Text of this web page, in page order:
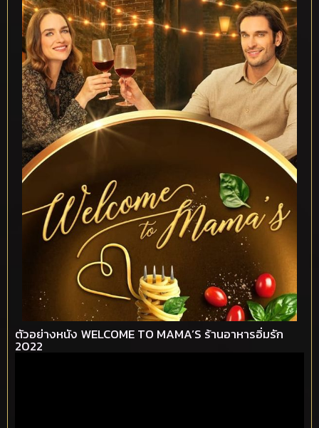
ตัวอย่างหนัง WELCOME TO MAMA’S ร้านอาหารอิ่มรัก
2022